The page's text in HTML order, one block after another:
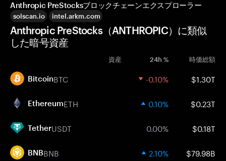
Anthropic PreStocksブロックチェーンエクスプローラー
solscan.io intel.arkm.com
Anthropic PreStocks（ANTHROPIC）に類似
した暗号資産
資産 24h % 時価総額
BitcoinBTC -0.10% $1.30T
EthereumETH 0.10% $0.23T
TetherUSDT 0.00% $0.18T
BNBBNB 2.10% $79.98B